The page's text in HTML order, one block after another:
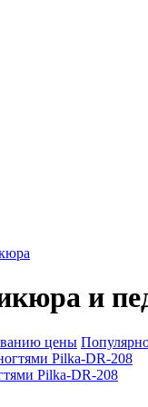
и
цены
Pilka-DR-208